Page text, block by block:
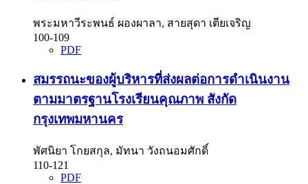
พระมหาวีระพนธ์ ผองผาลา, สายสุดา เตียเจริญ
100-109
PDF
สมรรถนะของผู้บริหารที่ส่งผลต่อการดำเนินงาน
ตามมาตรฐานโรงเรียนคุณภาพ สังกัด
กรุงเทพมหานคร
พัศนิยา โกยสกุล, มัทนา วังถนอมศักดิ์
110-121
PDF